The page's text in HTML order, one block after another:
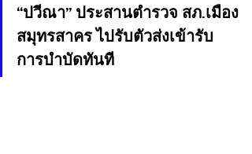
“ปวีณา” ประสานตำรวจ สภ.เมือง
สมุทรสาคร ไปรับตัวส่งเข้ารับ
การบำบัดทันที